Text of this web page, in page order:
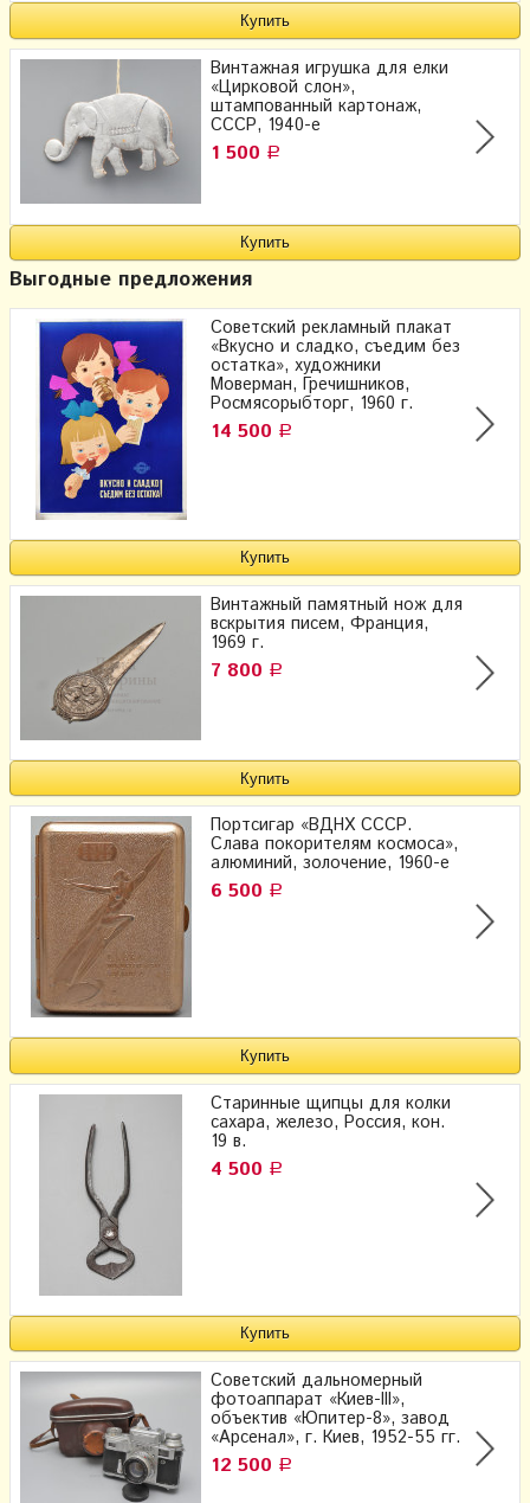
Винтажная игрушка для елки
«Цирковой слон»,
штампованный картонаж,
СССР, 1940-е
1 500 Р
Выгодные предложения
Советский рекламный плакат
«Вкусно и сладко, съедим без
остатка», художники
Моверман, Гречишников,
Росмясорыбторг, 1960 г.
14 500 Р
Винтажный памятный нож для
вскрытия писем, Франция,
1969 г.
7 800 Р
Портсигар «ВДНХ СССР.
Слава покорителям космоса»,
алюминий, золочение, 1960-е
6 500 Р
Старинные щипцы для колки
сахара, железо, Россия, кон.
19 в.
4 500 Р
Советский дальномерный
фотоаппарат «Киев-III»,
объектив «Юпитер-8», завод
«Арсенал», г. Киев, 1952-55 гг.
12 500 Р